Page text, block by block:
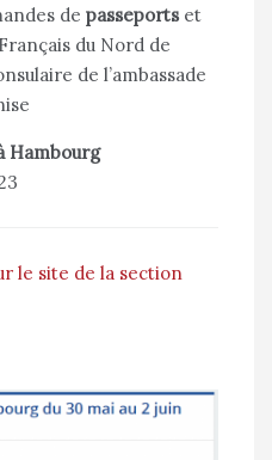
de passeports et
du Nord de
de l’ambassade
Hambourg
le site de la section